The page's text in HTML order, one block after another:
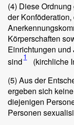
(4) Diese
der
Körperschaften
Einrichtungen
sind 1
(kirchliche
(5) Aus der
ergeben sich
diejenigen
Personen